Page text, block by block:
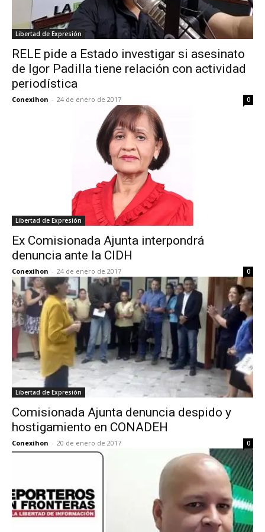
Libertad de Expresión
RELE pide a Estado investigar si asesinato
de Igor Padilla tiene relación con actividad
periodística
Conexihon - 24 de enero de 2017 0
Libertad de Expresión
Ex Comisionada Ajunta interpondrá
denuncia ante la CIDH
Conexihon - 24 de enero de 2017 0
Libertad de Expresión
Comisionada Ajunta denuncia despido y
hostigamiento en CONADEH
Conexihon - 20 de enero de 2017 0